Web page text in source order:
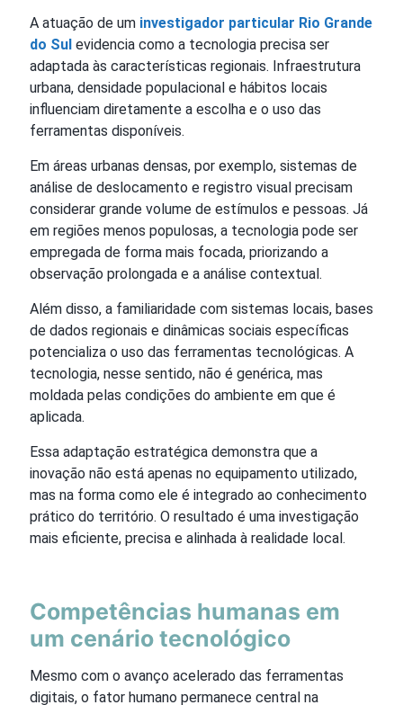
A atuação de um investigador particular Rio Grande
do Sul evidencia como a tecnologia precisa ser
adaptada às características regionais. Infraestrutura
urbana, densidade populacional e hábitos locais
influenciam diretamente a escolha e o uso das
ferramentas disponíveis.
Em áreas urbanas densas, por exemplo, sistemas de
análise de deslocamento e registro visual precisam
considerar grande volume de estímulos e pessoas. Já
em regiões menos populosas, a tecnologia pode ser
empregada de forma mais focada, priorizando a
observação prolongada e a análise contextual.
Além disso, a familiaridade com sistemas locais, bases
de dados regionais e dinâmicas sociais específicas
potencializa o uso das ferramentas tecnológicas. A
tecnologia, nesse sentido, não é genérica, mas
moldada pelas condições do ambiente em que é
aplicada.
Essa adaptação estratégica demonstra que a
inovação não está apenas no equipamento utilizado,
mas na forma como ele é integrado ao conhecimento
prático do território. O resultado é uma investigação
mais eficiente, precisa e alinhada à realidade local.
Competências humanas em
um cenário tecnológico
Mesmo com o avanço acelerado das ferramentas
digitais, o fator humano permanece central na